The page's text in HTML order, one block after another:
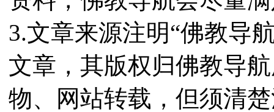
3.文章来源注明“佛教导
文章，其版权归佛教导
物、网站转载，但须清